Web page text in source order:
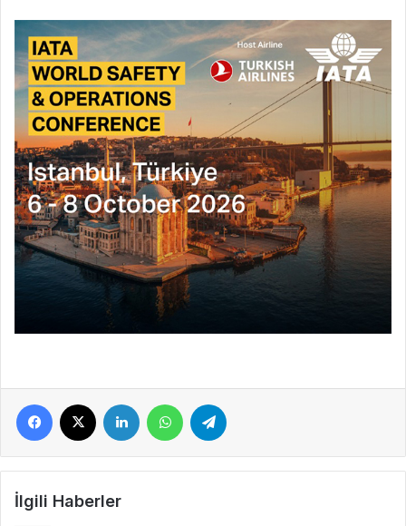
Facebook LinkedIn WhatsApp
İlgili Haberler